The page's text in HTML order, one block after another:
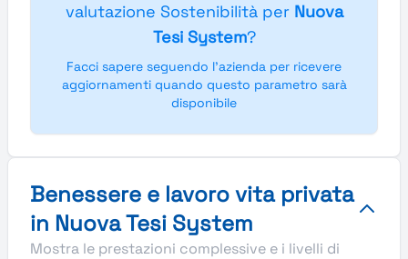
valutazione Sostenibilità per Nuova
Tesi System?
Facci sapere seguendo l'azienda per ricevere
aggiornamenti quando questo parametro sarà
disponibile
Benessere e lavoro vita privata
in Nuova Tesi System
Mostra le prestazioni complessive e i livelli di